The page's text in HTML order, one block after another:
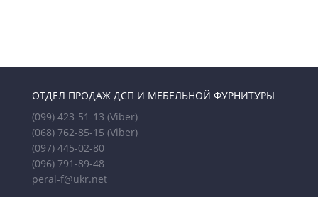
ОТДЕЛ ПРОДАЖ ДСП И МЕБЕЛЬНОЙ ФУРНИТУРЫ
(099) 423-51-13 (Viber)
(068) 762-85-15 (Viber)
(097) 445-02-80
(096) 791-89-48
peral-f@ukr.net